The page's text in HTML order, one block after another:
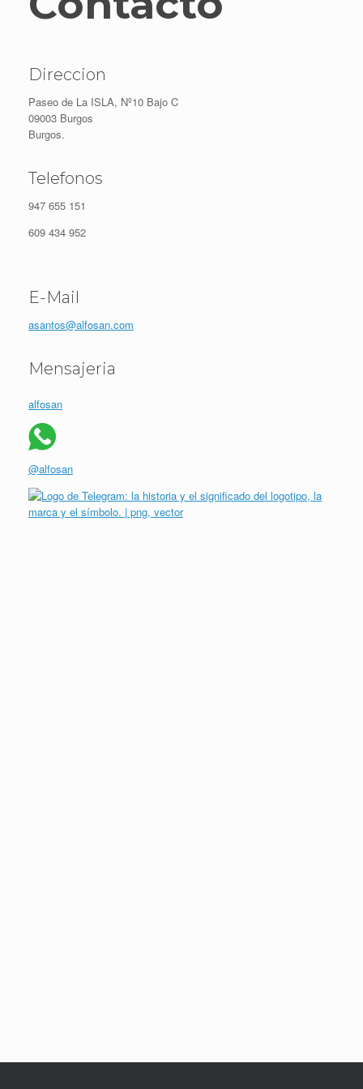
Direccion
Paseo de La ISLA, Nº10 Bajo C
09003 Burgos
Burgos.
Telefonos
947 655 151
609 434 952
E-Mail
asantos@alfosan.com
Mensajeria
alfosan
@alfosan